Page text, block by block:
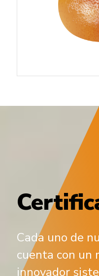
Cada uno de
cuenta con un
innovador